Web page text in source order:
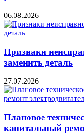
06.08.2026
Признаки
заменить деталь
27.07.2026
Плановое
капитальный